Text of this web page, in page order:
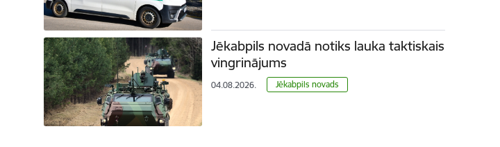
Jēkabpils novadā notiks lauka taktiskais
vingrinājums
04.08.2026. Jēkabpils novads